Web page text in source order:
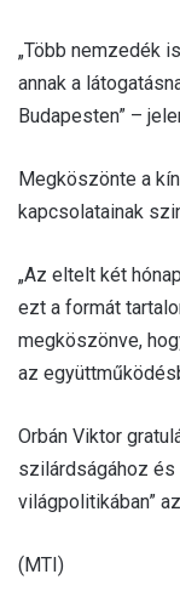
„Több nemzedék
annak a
Budapesten” –
Megköszönte a
kapcsolatainak
„Az eltelt két
ezt a formát
megköszönve,
az
Orbán Viktor
szilárdságához és
világpolitikában”
(MTI)